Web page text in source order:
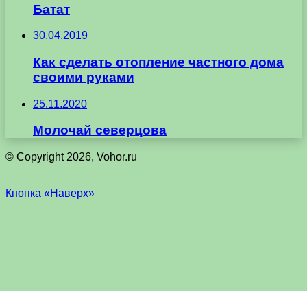
Батат
30.04.2019
Как сделать отопление частного дома
своими руками
25.11.2020
Молочай северцова
© Copyright 2026, Vohor.ru
Кнопка «Наверх»